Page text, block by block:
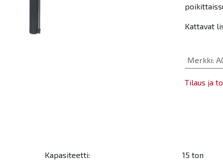
Kattavat
Merkki:
Tilaus ja
Kapasiteetti: 15 ton